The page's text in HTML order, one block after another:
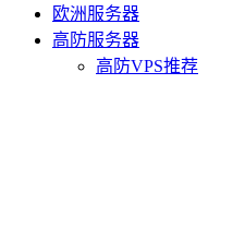
欧洲服务器
高防服务器
高防VPS推荐